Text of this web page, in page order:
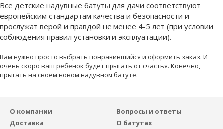
Все детские надувные батуты для дачи соответствуют
европейским стандартам качества и безопасности и
прослужат верой и правдой не менее 4-5 лет (при условии
соблюдения правил установки и эксплуатации).
Вам нужно просто выбрать понравившийся и оформить заказ. И
очень скоро ваш ребенок будет прыгать от счастья. Конечно,
прыгать на своем новом надувном батуте.
О компании
Доставка
Вопросы и ответы
О батутах